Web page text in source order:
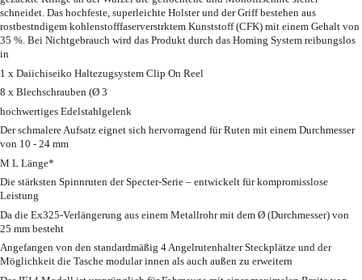
schneidet. Das hochfeste, superleichte Holster und der Griff bestehen aus
rostbestndigem kohlenstofffaserverstrktem Kunststoff (CFK) mit einem Gehalt von
35 %. Bei Nichtgebrauch wird das Produkt durch das Homing System reibungslos
in
1 x Daiichiseiko Haltezugsystem Clip On Reel
8 x Blechschrauben (Ø 3
hochwertiges Edelstahlgelenk
Der schmalere Aufsatz eignet sich hervorragend für Ruten mit einem Durchmesser
von 10 - 24 mm
M L Länge*
Die stärksten Spinnruten der Specter-Serie – entwickelt für kompromisslose
Leistung
Da die Ex325-Verlängerung aus einem Metallrohr mit dem Ø (Durchmesser) von
25 mm besteht
Angefangen von den standardmäßig 4 Angelrutenhalter Steckplätze und der
Möglichkeit die Tasche modular innen als auch außen zu erweitern